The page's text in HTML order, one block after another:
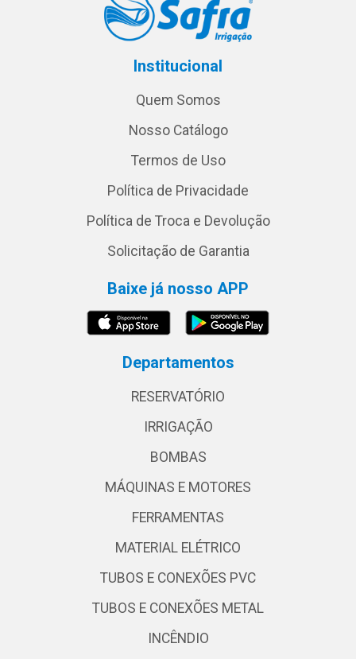
Institucional
Quem Somos
Nosso Catálogo
Termos de Uso
Política de Privacidade
Política de Troca e Devolução
Solicitação de Garantia
Baixe já nosso APP
Departamentos
RESERVATÓRIO
IRRIGAÇÃO
BOMBAS
MÁQUINAS E MOTORES
FERRAMENTAS
MATERIAL ELÉTRICO
TUBOS E CONEXÕES PVC
TUBOS E CONEXÕES METAL
INCÊNDIO